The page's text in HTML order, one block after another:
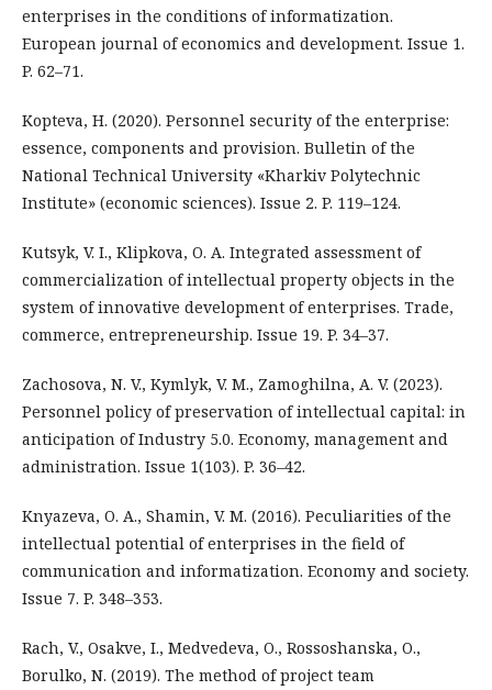
enterprises in the conditions of informatization.
European journal of economics and development. Issue 1.
P. 62–71.
Kopteva, H. (2020). Personnel security of the enterprise:
essence, components and provision. Bulletin of the
National Technical University «Kharkiv Polytechnic
Institute» (economic sciences). Issue 2. P. 119–124.
Kutsyk, V. I., Klipkova, O. A. Integrated assessment of
commercialization of intellectual property objects in the
system of innovative development of enterprises. Trade,
commerce, entrepreneurship. Issue 19. P. 34–37.
Zachosova, N. V., Kymlyk, V. M., Zamoghilna, A. V. (2023).
Personnel policy of preservation of intellectual capital: in
anticipation of Industry 5.0. Economy, management and
administration. Issue 1(103). P. 36–42.
Knyazeva, O. A., Shamin, V. M. (2016). Peculiarities of the
intellectual potential of enterprises in the field of
communication and informatization. Economy and society.
Issue 7. P. 348–353.
Rach, V., Osakve, I., Medvedeva, O., Rossoshanska, O.,
Borulko, N. (2019). The method of project team